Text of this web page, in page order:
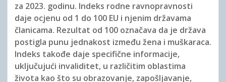
za 2023. godinu. Indeks rodne ravnopravnosti
daje ocjenu od 1 do 100 EU i njenim državama
članicama. Rezultat od 100 označava da je država
postigla punu jednakost između žena i muškaraca.
Indeks takođe daje specifične informacije,
uključujući invaliditet, u različitim oblastima
života kao što su obrazovanje, zapošljavanje,